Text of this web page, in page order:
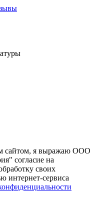
сайтом, я выражаю ООО
согласие на
своих
интернет-сервиса